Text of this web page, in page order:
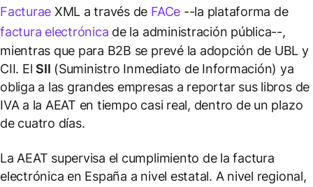
Facturae XML a través de FACe --la plataforma de
factura electrónica de la administración pública--,
mientras que para B2B se prevé la adopción de UBL y
CII. ElSII (Suministro Inmediato de Información) ya
obliga a las grandes empresas a reportar sus libros de
IVA a la AEAT en tiempo casi real, dentro de un plazo
de cuatro días.
La AEAT supervisa el cumplimiento de la factura
electrónica en España a nivel estatal. A nivel regional,